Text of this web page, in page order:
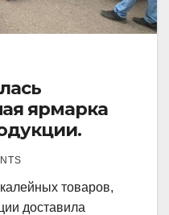
ярмарка
товаров,
доставила